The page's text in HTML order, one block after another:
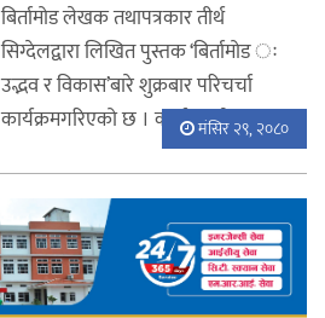
मंसिर २९, २०८०
बिर्तामोड लेखक तथापत्रकार तीर्थ
सिग्देलद्वारा लिखित पुस्तक ‘बिर्तामोड ः
उद्भव र विकास’बारे शुक्रबार परिचर्चा
कार्यक्रमगरिएको छ । कार्यक्रमवीरता र ...